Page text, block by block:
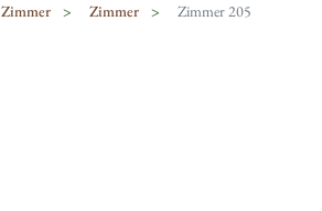
Zimmer Zimmer Zimmer 205